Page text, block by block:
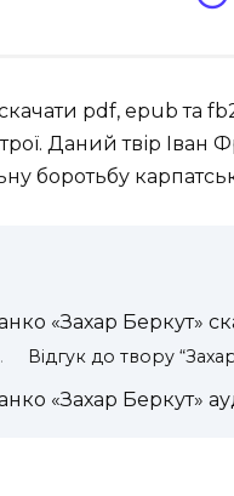
скачати pdf, epub та
Даний твір Іван
боротьбу
«Захар Беркут»
Відгук до твору
«Захар Беркут»